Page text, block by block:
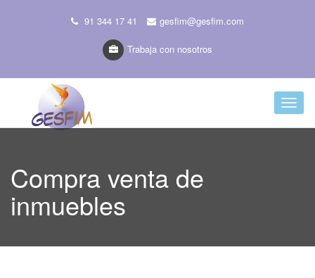
91 344 17 41 gesfim@gesfim.com
Trabaja con nosotros
Toggle
Compra venta de
inmuebles